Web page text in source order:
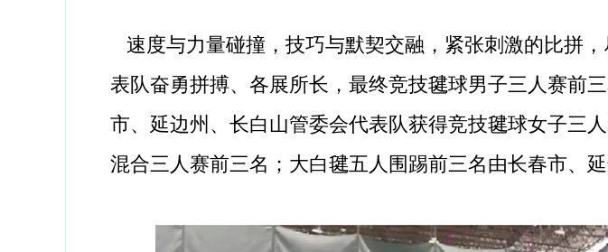
速度与力量碰撞，技巧与默契交融，紧张刺激的比拼
表队奋勇拼搏、各展所长，最终竞技毽球男子三人赛前
市、延边州、长白山管委会代表队获得竞技毽球女子三
混合三人赛前三名；大白毽五人围踢前三名由长春市、